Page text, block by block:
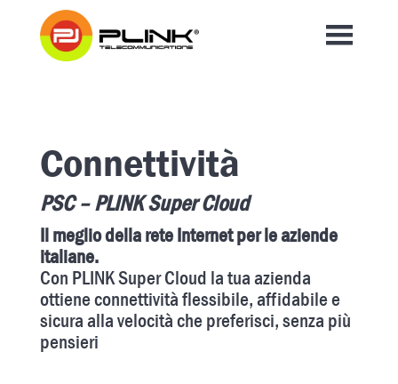
Connettività
PSC – PLINK Super Cloud
Il meglio della rete Internet per le aziende
italiane.
Con PLINK Super Cloud la tua azienda
ottiene connettività flessibile, affidabile e
sicura alla velocità che preferisci, senza più
pensieri